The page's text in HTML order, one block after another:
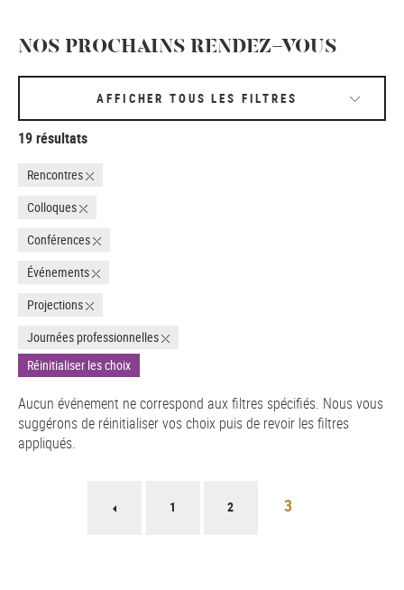
NOS PROCHAINS RENDEZ-VOUS
AFFICHER TOUS LES FILTRES
19 résultats
Rencontres
Colloques
Conférences
Événements
Projections
Journées professionnelles
Réinitialiser les choix
Aucun événement ne correspond aux filtres spécifiés. Nous vous
suggérons de réinitialiser vos choix puis de revoir les filtres
appliqués.
1 2 3